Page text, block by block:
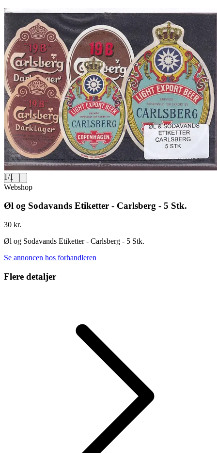
1/1
Webshop
Øl og Sodavands Etiketter - Carlsberg - 5 Stk.
30 kr.
Øl og Sodavands Etiketter - Carlsberg - 5 Stk.
Se annoncen hos forhandleren
Flere detaljer